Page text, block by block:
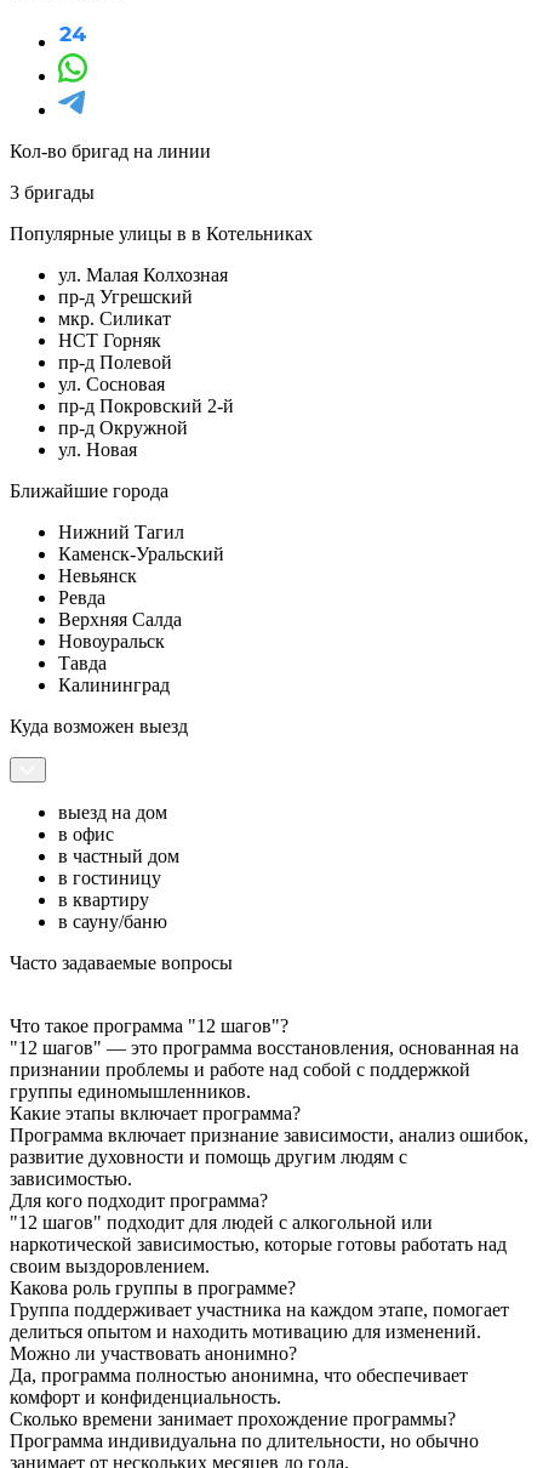
Кол-во бригад на линии
3 бригады
Популярные улицы в в Котельниках
ул. Малая Колхозная
пр-д Угрешский
мкр. Силикат
НСТ Горняк
пр-д Полевой
ул. Сосновая
пр-д Покровский 2-й
пр-д Окружной
ул. Новая
Ближайшие города
Нижний Тагил
Каменск-Уральский
Невьянск
Ревда
Верхняя Салда
Новоуральск
Тавда
Калининград
Куда возможен выезд
выезд на дом
в офис
в частный дом
в гостиницу
в квартиру
в сауну/баню
Часто задаваемые вопросы
Что такое программа "12 шагов"?
"12 шагов" — это программа восстановления, основанная на
признании проблемы и работе над собой с поддержкой
группы единомышленников.
Какие этапы включает программа?
Программа включает признание зависимости, анализ ошибок,
развитие духовности и помощь другим людям с
зависимостью.
Для кого подходит программа?
"12 шагов" подходит для людей с алкогольной или
наркотической зависимостью, которые готовы работать над
своим выздоровлением.
Какова роль группы в программе?
Группа поддерживает участника на каждом этапе, помогает
делиться опытом и находить мотивацию для изменений.
Можно ли участвовать анонимно?
Да, программа полностью анонимна, что обеспечивает
комфорт и конфиденциальность.
Сколько времени занимает прохождение программы?
Программа индивидуальна по длительности, но обычно
занимает от нескольких месяцев до года.